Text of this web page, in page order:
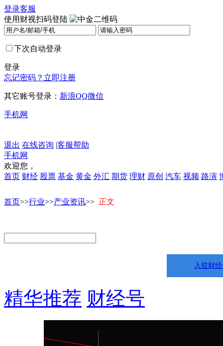
登录客服
使用财视扫码登陆
下次自动登录
登录
忘记密码？ 立即注册
其它账号登录： 新浪QQ微信
手机网
退出 在线咨询 |客服帮助
手机网
欢迎您，
首页 财经 股票 基金 黄金 外汇 期货 理财 原创 汽车 视频 路演
首页>>行业>>产业资讯>> 正文
入驻财
精华推荐 财经号